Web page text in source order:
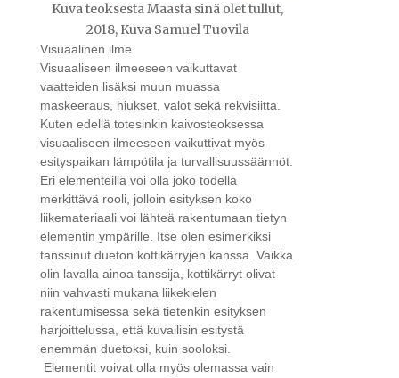
Kuva teoksesta Maasta sinä olet tullut,
2018, Kuva Samuel Tuovila
Visuaalinen ilme
Visuaaliseen ilmeeseen vaikuttavat
vaatteiden lisäksi muun muassa
maskeeraus, hiukset, valot sekä rekvisiitta.
Kuten edellä totesinkin kaivosteoksessa
visuaaliseen ilmeeseen vaikuttivat myös
esityspaikan lämpötila ja turvallisuussäännöt.
Eri elementeillä voi olla joko todella
merkittävä rooli, jolloin esityksen koko
liikemateriaali voi lähteä rakentumaan tietyn
elementin ympärille. Itse olen esimerkiksi
tanssinut dueton kottikärryjen kanssa. Vaikka
olin lavalla ainoa tanssija, kottikärryt olivat
niin vahvasti mukana liikekielen
rakentumisessa sekä tietenkin esityksen
harjoittelussa, että kuvailisin esitystä
enemmän duetoksi, kuin sooloksi.
Elementit voivat olla myös olemassa vain